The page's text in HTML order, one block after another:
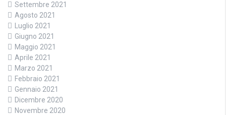
Settembre 2021
Agosto 2021
Luglio 2021
Giugno 2021
Maggio 2021
Aprile 2021
Marzo 2021
Febbraio 2021
Gennaio 2021
Dicembre 2020
Novembre 2020